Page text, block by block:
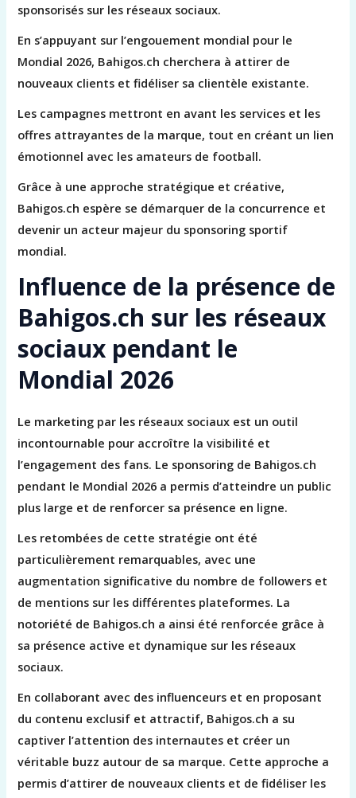
sponsorisés sur les réseaux sociaux.
En s’appuyant sur l’engouement mondial pour le
Mondial 2026, Bahigos.ch cherchera à attirer de
nouveaux clients et fidéliser sa clientèle existante.
Les campagnes mettront en avant les services et les
offres attrayantes de la marque, tout en créant un lien
émotionnel avec les amateurs de football.
Grâce à une approche stratégique et créative,
Bahigos.ch espère se démarquer de la concurrence et
devenir un acteur majeur du sponsoring sportif
mondial.
Influence de la présence de
Bahigos.ch sur les réseaux
sociaux pendant le
Mondial 2026
Le marketing par les réseaux sociaux est un outil
incontournable pour accroître la visibilité et
l’engagement des fans. Le sponsoring de Bahigos.ch
pendant le Mondial 2026 a permis d’atteindre un public
plus large et de renforcer sa présence en ligne.
Les retombées de cette stratégie ont été
particulièrement remarquables, avec une
augmentation significative du nombre de followers et
de mentions sur les différentes plateformes. La
notoriété de Bahigos.ch a ainsi été renforcée grâce à
sa présence active et dynamique sur les réseaux
sociaux.
En collaborant avec des influenceurs et en proposant
du contenu exclusif et attractif, Bahigos.ch a su
captiver l’attention des internautes et créer un
véritable buzz autour de sa marque. Cette approche a
permis d’attirer de nouveaux clients et de fidéliser les